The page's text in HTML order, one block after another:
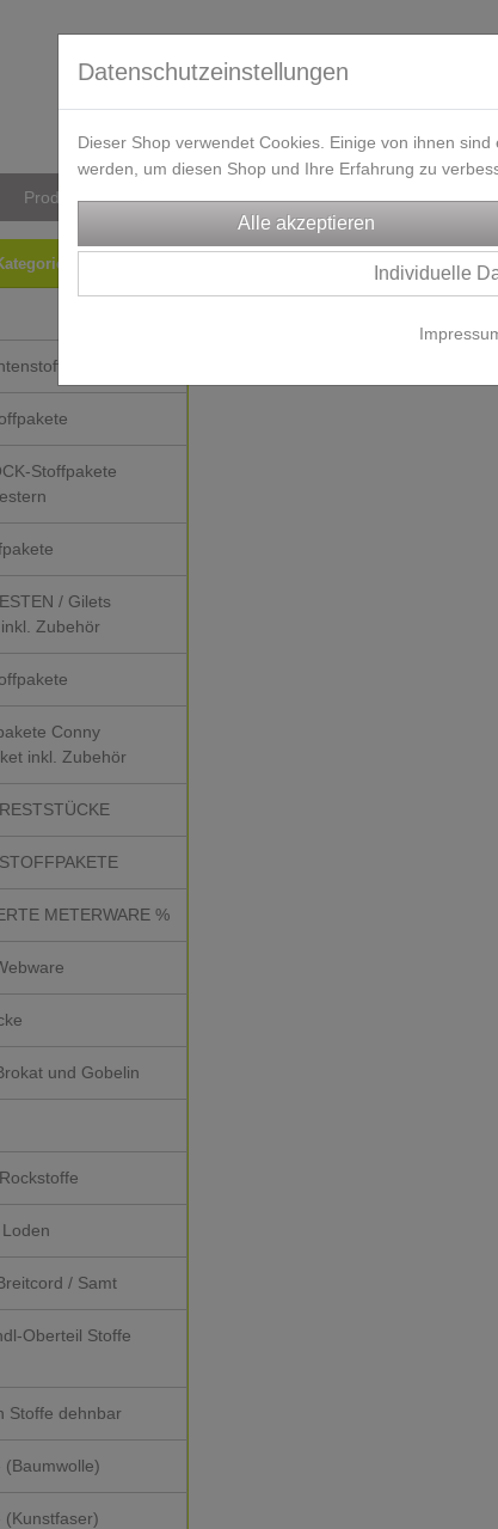
Produkte Versandkosten/Lieferzeit Kontakt /
Stoffpakete
/ Gilets
Zubehör
Conny
inkl. Zubehör
METERWARE %
und Gobelin
/ Samt
Oberteil Stoffe
Stoffe dehnbar
(Baumwolle)
(Kunstfaser)
Datenschutzeinstellungen
Dieser Shop verwendet Cookies. Einige von ihnen
werden, um diesen Shop und Ihre Erfahrung zu
Individuelle